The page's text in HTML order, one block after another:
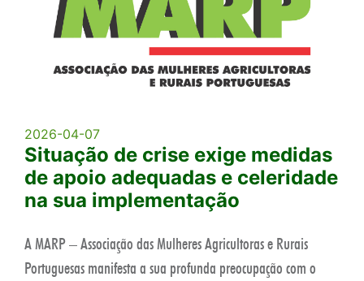
2026-04-07
Situação de crise exige medidas
de apoio adequadas e celeridade
na sua implementação
A MARP – Associação das Mulheres Agricultoras e Rurais
Portuguesas manifesta a sua profunda preocupação com o